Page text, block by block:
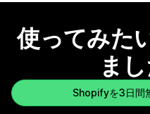
使ってみた
ま
Shopifyを3日間